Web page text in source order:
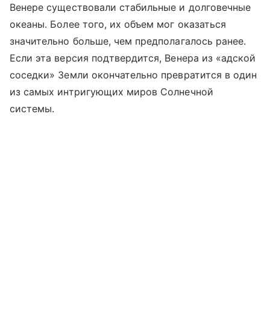
Венере существовали стабильные и долговечные
океаны. Более того, их объем мог оказаться
значительно больше, чем предполагалось ранее.
Если эта версия подтвердится, Венера из «адской
соседки» Земли окончательно превратится в один
из самых интригующих миров Солнечной
системы.